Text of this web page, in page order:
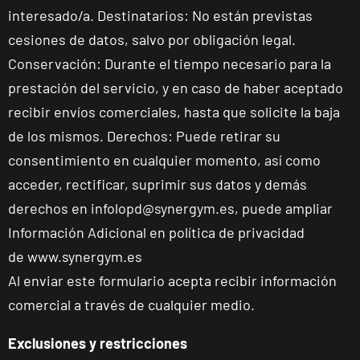
Tilos
P.º de los Tilos,
53, Málaga,
Málaga
Mallorca
Camp
Carrer Batle
Emili Darder,
53, Palma de
Mallorca,
Mallorca
VISITAR
Universitat
interesado/a. Destinatarios: No están previstas
cesiones de datos, salvo por obligación legal.
Conservación: Durante el tiempo necesario para la
prestación del servicio, y en caso de haber aceptado
recibir envíos comerciales, hasta que solicite la baja
de los mismos. Derechos: Puede retirar su
consentimiento en cualquier momento, así como
acceder, rectificar, suprimir sus datos y demás
derechos en infolopd@synergym.es, puede ampliar
Información Adicional en política de privacidad
de www.synergym.es
Al enviar este formulario acepta recibir información
comercial a través de cualquier medio.
Exclusiones y restricciones